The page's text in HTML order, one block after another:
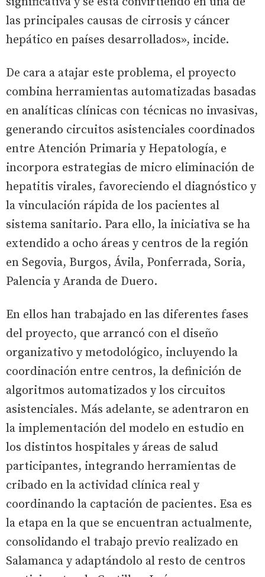
las principales causas de cirrosis y cáncer
hepático en países desarrollados», incide.
De cara a atajar este problema, el proyecto
combina herramientas automatizadas basadas
en analíticas clínicas con técnicas no invasivas,
generando circuitos asistenciales coordinados
entre Atención Primaria y Hepatología, e
incorpora estrategias de micro eliminación de
hepatitis virales, favoreciendo el diagnóstico y
la vinculación rápida de los pacientes al
sistema sanitario. Para ello, la iniciativa se ha
extendido a ocho áreas y centros de la región
en Segovia, Burgos, Ávila, Ponferrada, Soria,
Palencia y Aranda de Duero.
En ellos han trabajado en las diferentes fases
del proyecto, que arrancó con el diseño
organizativo y metodológico, incluyendo la
coordinación entre centros, la definición de
algoritmos automatizados y los circuitos
asistenciales. Más adelante, se adentraron en
la implementación del modelo en estudio en
los distintos hospitales y áreas de salud
participantes, integrando herramientas de
cribado en la actividad clínica real y
coordinando la captación de pacientes. Esa es
la etapa en la que se encuentran actualmente,
consolidando el trabajo previo realizado en
Salamanca y adaptándolo al resto de centros